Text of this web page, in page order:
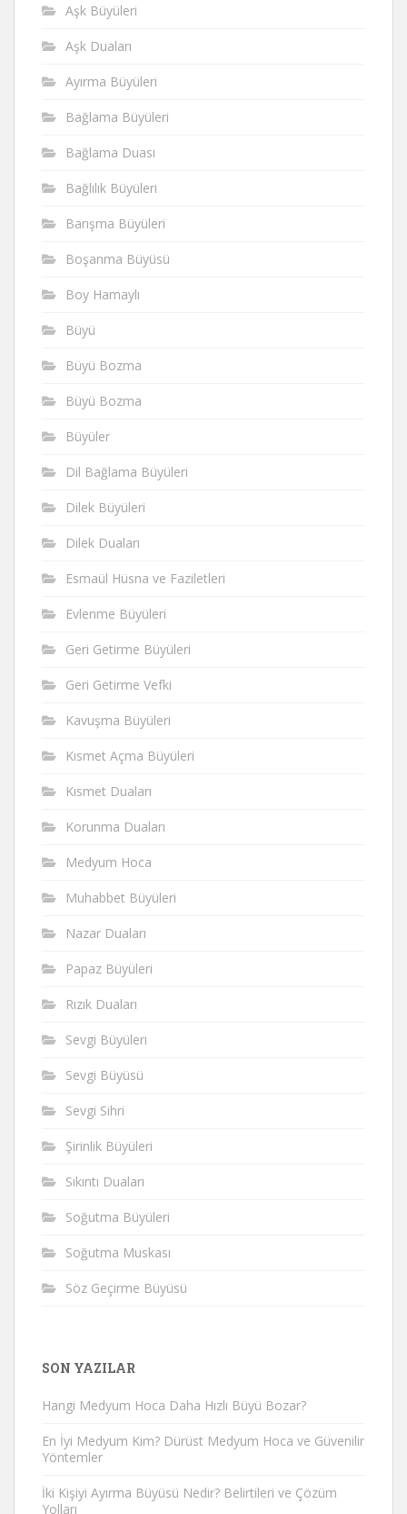
Aşk Büyüleri
Aşk Duaları
Ayırma Büyüleri
Bağlama Büyüleri
Bağlama Duası
Bağlılık Büyüleri
Barışma Büyüleri
Boşanma Büyüsü
Boy Hamaylı
Büyü
Büyü Bozma
Büyü Bozma
Büyüler
Dil Bağlama Büyüleri
Dilek Büyüleri
Dilek Duaları
Esmaül Hüsna ve Faziletleri
Evlenme Büyüleri
Geri Getirme Büyüleri
Geri Getirme Vefki
Kavuşma Büyüleri
Kısmet Açma Büyüleri
Kısmet Duaları
Korunma Duaları
Medyum Hoca
Muhabbet Büyüleri
Nazar Duaları
Papaz Büyüleri
Rızık Duaları
Sevgi Büyüleri
Sevgi Büyüsü
Sevgi Sihri
Şirinlik Büyüleri
Sıkıntı Duaları
Soğutma Büyüleri
Soğutma Muskası
Söz Geçirme Büyüsü
SON YAZILAR
Hangi Medyum Hoca Daha Hızlı Büyü Bozar?
En İyi Medyum Kim? Dürüst Medyum Hoca ve Güvenilir
Yöntemler
İki Kişiyi Ayırma Büyüsü Nedir? Belirtileri ve Çözüm
Yolları